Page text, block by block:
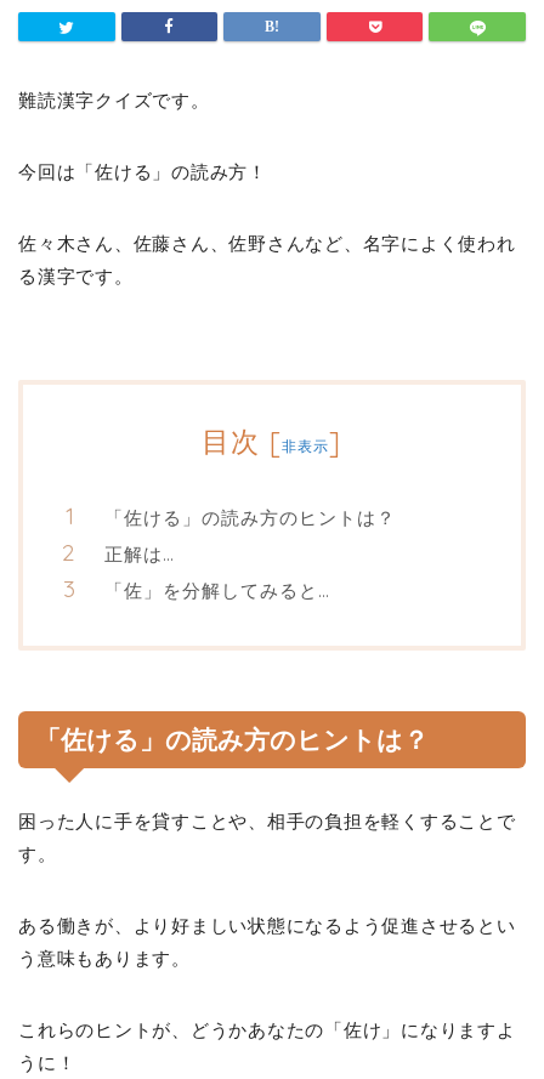
難読漢字クイズです。
今回は「佐ける」の読み方！
佐々木さん、佐藤さん、佐野さんなど、名字によく使われ
る漢字です。
目次 [非表示]
「佐ける」の読み方のヒントは？
正解は…
「佐」を分解してみると…
「佐ける」の読み方のヒントは？
困った人に手を貸すことや、相手の負担を軽くすることで
す。
ある働きが、より好ましい状態になるよう促進させるとい
う意味もあります。
これらのヒントが、どうかあなたの「佐け」になりますよ
うに！